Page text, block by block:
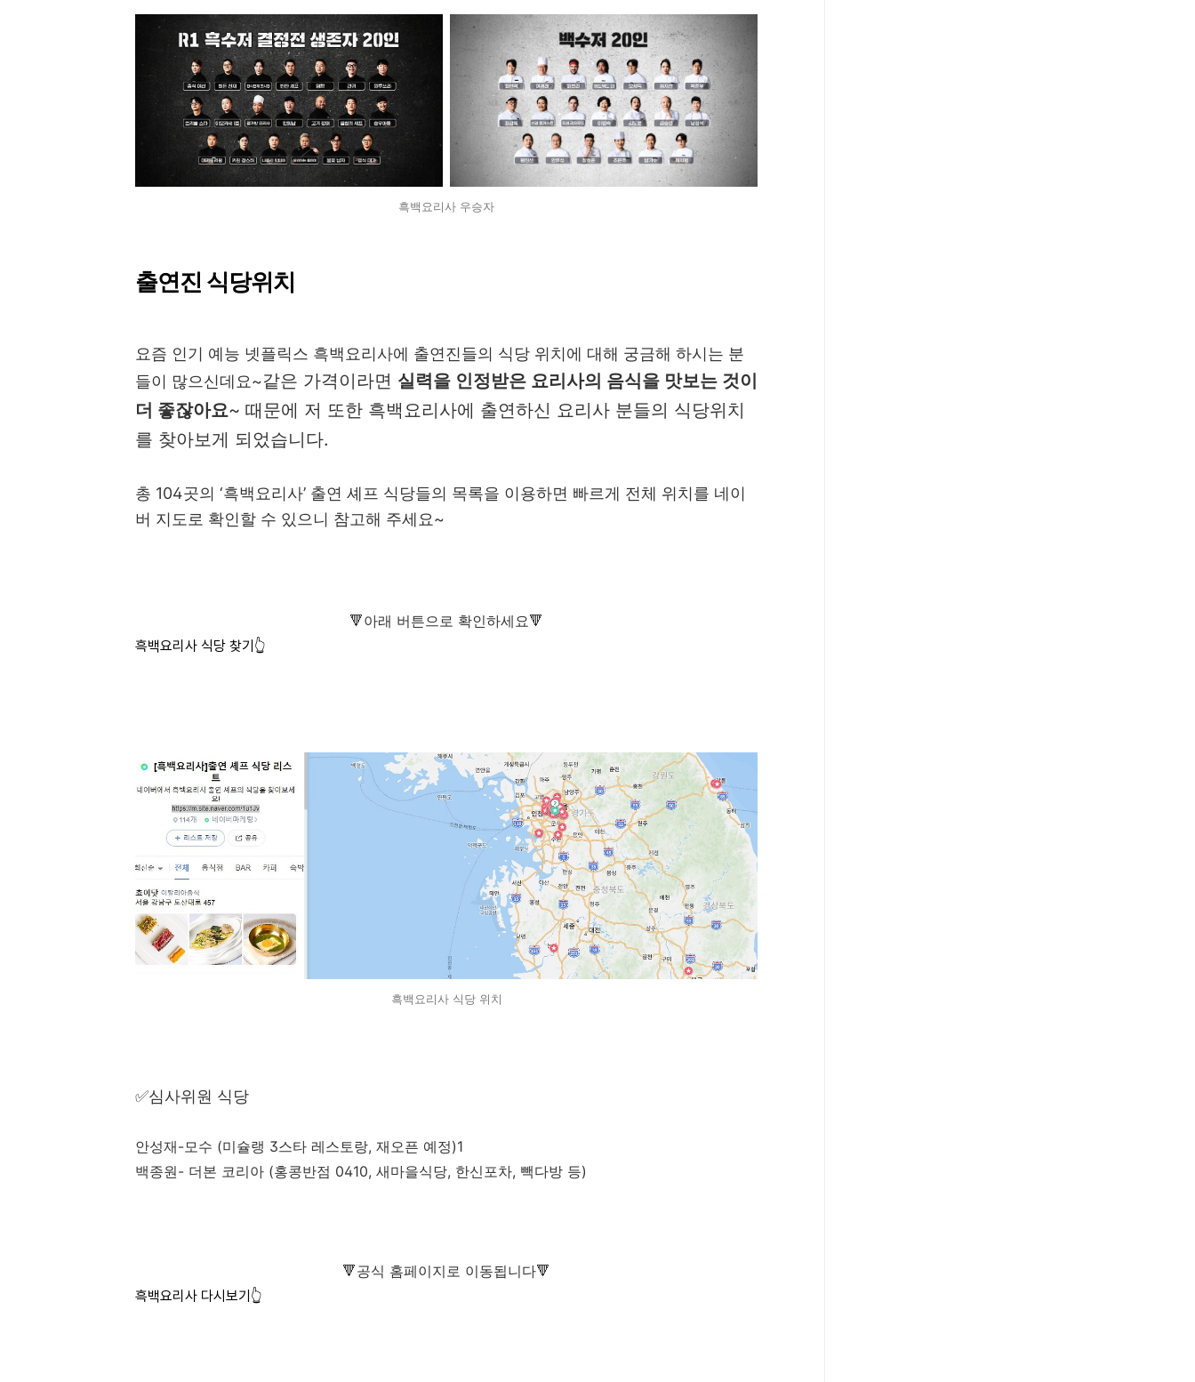
흑백요리사 우승자
출연진 식당위치
요즘 인기 예능 넷플릭스 흑백요리사에 출연진들의 식당 위치에 대해 궁금해 하시는 분
들이 많으신데요~같은 가격이라면 실력을 인정받은 요리사의 음식을 맛보는 것이
더 좋잖아요~ 때문에 저 또한 흑백요리사에 출연하신 요리사 분들의 식당위치
를 찾아보게 되었습니다.
총 104곳의 ‘흑백요리사’ 출연 셰프 식당들의 목록을 이용하면 빠르게 전체 위치를 네이
버 지도로 확인할 수 있으니 참고해 주세요~
🔻아래 버튼으로 확인하세요🔻
흑백요리사 식당 찾기👆
흑백요리사 식당 위치
✅심사위원 식당
안성재-모수 (미슐랭 3스타 레스토랑, 재오픈 예정)1
백종원- 더본 코리아 (홍콩반점 0410, 새마을식당, 한신포차, 빽다방 등)
🔻공식 홈페이지로 이동됩니다🔻
흑백요리사 다시보기👆